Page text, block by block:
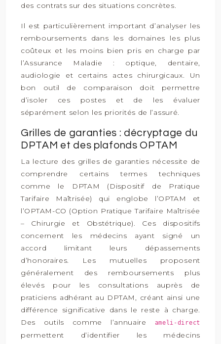
des contrats sur des situations concrètes.
Il est particulièrement important d’analyser les
remboursements dans les domaines les plus
coûteux et les moins bien pris en charge par
l’Assurance Maladie : optique, dentaire,
audiologie et certains actes chirurgicaux. Un
bon outil de comparaison doit permettre
d’isoler ces postes et de les évaluer
séparément selon les priorités de l’assuré.
Grilles de garanties : décryptage du
DPTAM et des plafonds OPTAM
La lecture des grilles de garanties nécessite de
comprendre certains termes techniques
comme le DPTAM (Dispositif de Pratique
Tarifaire Maîtrisée) qui englobe l’OPTAM et
l’OPTAM-CO (Option Pratique Tarifaire Maîtrisée
– Chirurgie et Obstétrique). Ces dispositifs
concernent les médecins ayant signé un
accord limitant leurs dépassements
d’honoraires. Les mutuelles proposent
généralement des remboursements plus
élevés pour les consultations auprès de
praticiens adhérant au DPTAM, créant ainsi une
différence significative dans le reste à charge.
Des outils comme l’annuaire
ameli-direct
permettent d’identifier les médecins